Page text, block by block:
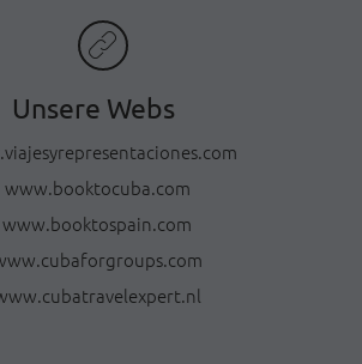
Unsere Webs
www.booktocuba.com
www.booktospain.com